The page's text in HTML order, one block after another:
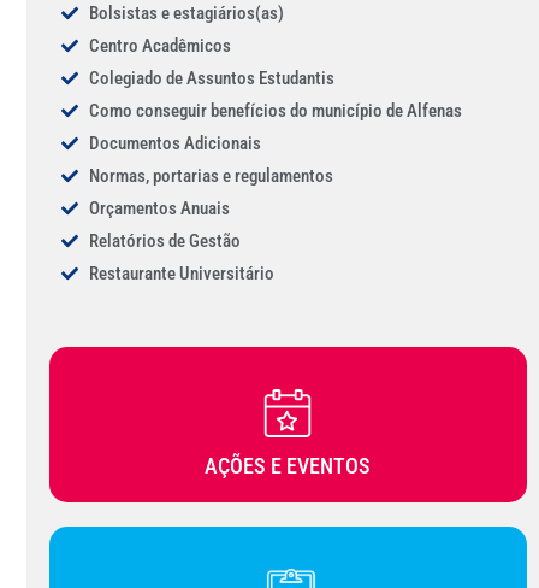
Bolsistas e estagiários(as)
Centro Acadêmicos
Colegiado de Assuntos Estudantis
Como conseguir benefícios do município de Alfenas
Documentos Adicionais
Normas, portarias e regulamentos
Orçamentos Anuais
Relatórios de Gestão
Restaurante Universitário
AÇÕES E EVENTOS